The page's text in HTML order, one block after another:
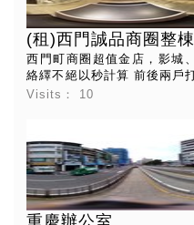
(租)西門誠品商圈整
西門町商圈超值金店，影城
絡繹不絕以秒計算 前後兩戶
數實在 看屋專線 簡小姐
Visits： 10